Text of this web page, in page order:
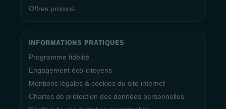
Offres promos
INFORMATIONS PRATIQUES
Programme fidélité
Engagement éco-citoyens
Mentions légales & cookies du site internet
Chartes de protection des données personnelles